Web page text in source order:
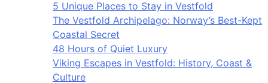
5 Unique Places to Stay in Vestfold
The Vestfold Archipelago: Norway’s Best-Kept
Coastal Secret
48 Hours of Quiet Luxury
Viking Escapes in Vestfold: History, Coast &
Culture